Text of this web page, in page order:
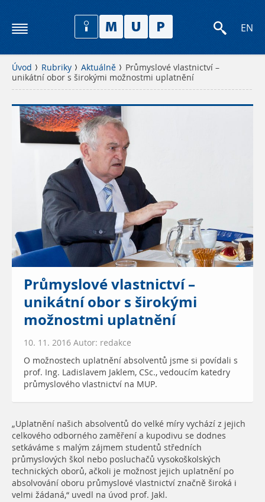
EN
Úvod Rubriky Aktuálně
Průmyslové vlastnictví –
unikátní obor s širokými možnostmi uplatnění
Průmyslové vlastnictví –
unikátní obor s širokými
možnostmi uplatnění
10. 11. 2016 Autor: redakce
O možnostech uplatnění absolventů jsme si povídali s
prof. Ing. Ladislavem Jaklem, CSc., vedoucím katedry
průmyslového vlastnictví na MUP.
„Uplatnění našich absolventů do velké míry vychází z jejich
celkového odborného zaměření a kupodivu se dodnes
setkáváme s malým zájmem studentů středních
průmyslových škol nebo posluchačů vysokoškolských
technických oborů, ačkoli je možnost jejich uplatnění po
absolvování oboru průmyslové vlastnictví značně široká i
velmi žádaná,“ uvedl na úvod prof. Jakl.